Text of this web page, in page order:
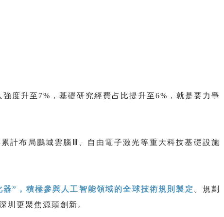
度升至7%，基礎研究經費占比提升至6%，就是要力爭
計布局鵬城雲腦Ⅲ、自由電子激光等重大科技基礎設施
”，積極參與人工智能領域的全球技術規則製定 。規劃
圳更聚焦源頭創新。